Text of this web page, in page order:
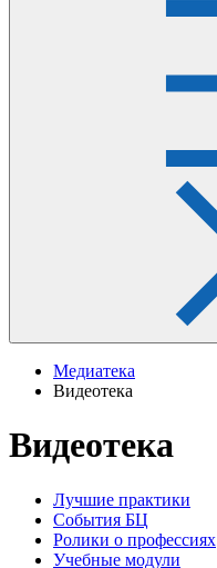
Медиатека
Видеотека
Видеотека
Лучшие практики
События БЦ
Ролики о профессиях
Учебные модули